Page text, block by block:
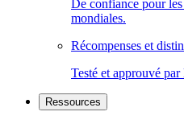
De confiance pour
mondiales.
Récompenses et
Testé et approuvé par
Ressources